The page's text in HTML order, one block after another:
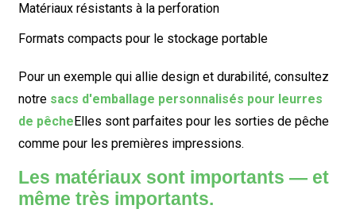
Matériaux résistants à la perforation
Formats compacts pour le stockage portable
Pour un exemple qui allie design et durabilité, consultez
notre sacs d'emballage personnalisés pour leurres
de pêcheElles sont parfaites pour les sorties de pêche
comme pour les premières impressions.
Les matériaux sont importants — et
même très importants.